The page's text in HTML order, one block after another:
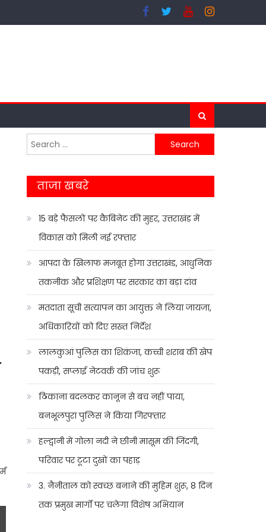
Search
for:
ताजा खबरे
15 बड़े फैसलों पर कैबिनेट की मुहर, उत्तराखंड में
विकास को मिली नई रफ्तार
आपदा के खिलाफ मजबूत होगा उत्तराखंड, आधुनिक
तकनीक और प्रशिक्षण पर सरकार का बड़ा दांव
मतदाता सूची सत्यापन का आयुक्त ने लिया जायजा,
अधिकारियों को दिए सख्त निर्देश
लालकुआं पुलिस का शिकंजा, कच्ची शराब की खेप
पकड़ी, सप्लाई नेटवर्क की जांच शुरू
ठिकाना बदलकर कानून से बच नहीं पाया,
बनभूलपुरा पुलिस ने किया गिरफ्तार
हल्द्वानी में गोला नदी ने छीनी मासूम की जिंदगी,
परिवार पर टूटा दुखों का पहाड़
3. नैनीताल को स्वच्छ बनाने की मुहिम शुरू, 8 दिन
तक प्रमुख मार्गों पर चलेगा विशेष अभियान